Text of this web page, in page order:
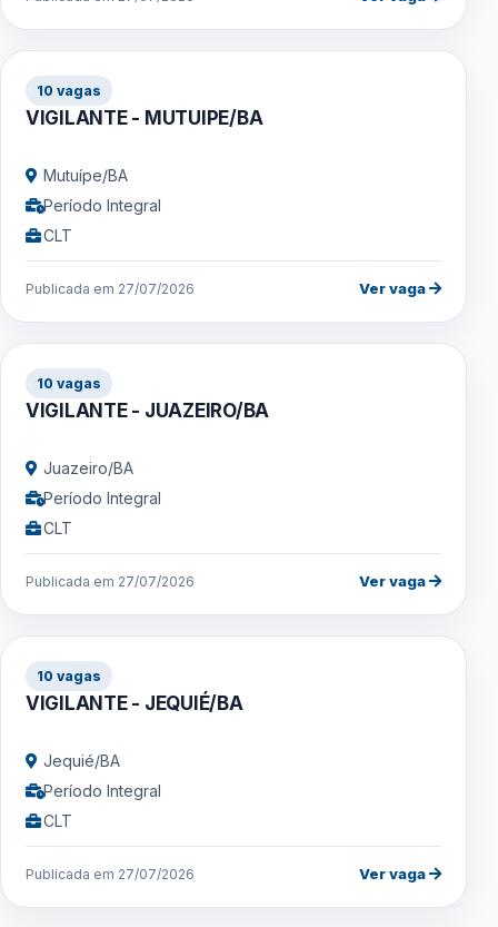
10 vagas
VIGILANTE - MUTUIPE/BA
Mutuípe/BA
Período Integral
CLT
Publicada em 27/07/2026 Ver vaga
10 vagas
VIGILANTE - JUAZEIRO/BA
Juazeiro/BA
Período Integral
CLT
Publicada em 27/07/2026 Ver vaga
10 vagas
VIGILANTE - JEQUIÉ/BA
Jequié/BA
Período Integral
CLT
Publicada em 27/07/2026 Ver vaga